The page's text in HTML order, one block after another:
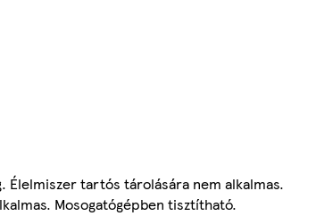
Élelmiszer tartós tárolására nem alkalmas.
Mosogatógépben tisztítható.